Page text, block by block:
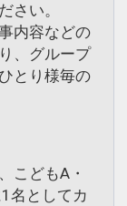
さい。
内容などの
、グループ
とり様毎の
こどもA・
名としてカ